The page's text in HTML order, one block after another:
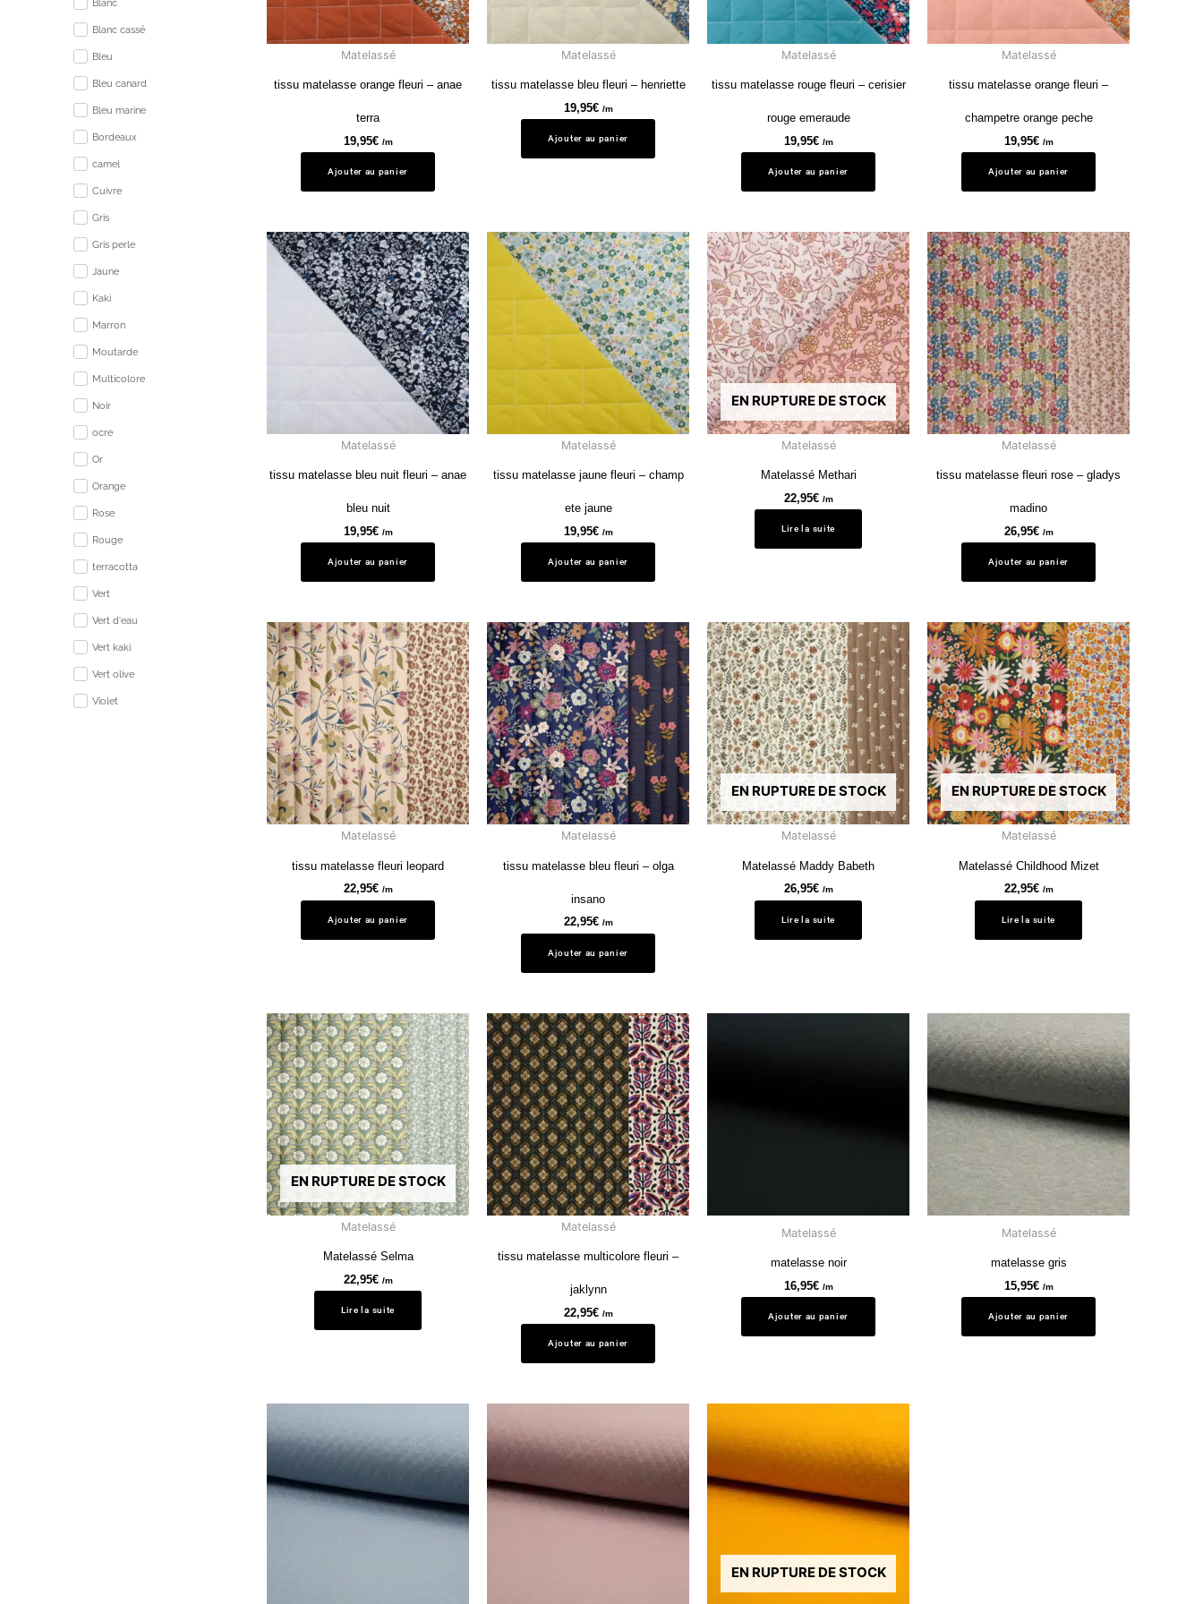
Blanc
Blanc cassé
Bleu
Bleu canard
Bleu marine
Bordeaux
camel
Cuivre
Gris
Gris perle
Jaune
Kaki
Marron
Moutarde
Multicolore
Noir
ocre
Or
Orange
Rose
Rouge
terracotta
Vert
Vert d'eau
Vert kaki
Vert olive
Violet
Matelassé
tissu matelasse orange fleuri – anae
terra
19,95€ /m
Ajouter au panier
Matelassé
tissu matelasse bleu fleuri – henriette
19,95€ /m
Ajouter au panier
Matelassé
tissu matelasse rouge fleuri – cerisier
rouge emeraude
19,95€ /m
Ajouter au panier
Matelassé
tissu matelasse orange fleuri –
champetre orange peche
19,95€ /m
Ajouter au panier
Matelassé
tissu matelasse bleu nuit fleuri – anae
bleu nuit
19,95€ /m
Ajouter au panier
Matelassé
tissu matelasse jaune fleuri – champ
ete jaune
19,95€ /m
Ajouter au panier
EN RUPTURE DE STOCK
Matelassé
Matelassé Methari
22,95€ /m
Lire la suite
Matelassé
tissu matelasse fleuri rose – gladys
madino
26,95€ /m
Ajouter au panier
Matelassé
tissu matelasse fleuri leopard
22,95€ /m
Ajouter au panier
Matelassé
tissu matelasse bleu fleuri – olga
insano
22,95€ /m
Ajouter au panier
EN RUPTURE DE STOCK
Matelassé
Matelassé Maddy Babeth
26,95€ /m
Lire la suite
EN RUPTURE DE STOCK
Matelassé
Matelassé Childhood Mizet
22,95€ /m
Lire la suite
EN RUPTURE DE STOCK
Matelassé
Matelassé Selma
22,95€ /m
Lire la suite
Matelassé
tissu matelasse multicolore fleuri –
jaklynn
22,95€ /m
Ajouter au panier
Matelassé
matelasse noir
16,95€ /m
Ajouter au panier
Matelassé
matelasse gris
15,95€ /m
Ajouter au panier
EN RUPTURE DE STOCK